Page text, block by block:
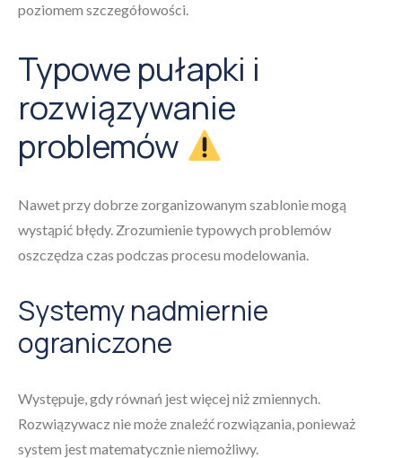
poziomem szczegółowości.
Typowe pułapki i
rozwiązywanie
problemów
Nawet przy dobrze zorganizowanym szablonie mogą
wystąpić błędy. Zrozumienie typowych problemów
oszczędza czas podczas procesu modelowania.
Systemy nadmiernie
ograniczone
Występuje, gdy równań jest więcej niż zmiennych.
Rozwiązywacz nie może znaleźć rozwiązania, ponieważ
system jest matematycznie niemożliwy.